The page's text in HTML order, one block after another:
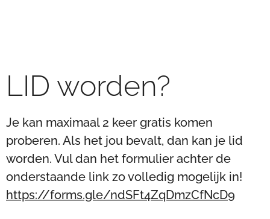
LID worden?
Je kan maximaal 2 keer gratis komen
proberen. Als het jou bevalt, dan kan je lid
worden. Vul dan het formulier achter de
onderstaande link zo volledig mogelijk in!
https://forms.gle/ndSFt4ZqDmzCfNcD9